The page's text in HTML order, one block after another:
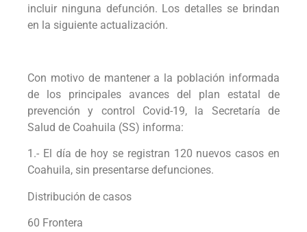
incluir ninguna defunción. Los detalles se brindan
en la siguiente actualización.
Con motivo de mantener a la población informada
de los principales avances del plan estatal de
prevención y control Covid-19, la Secretaría de
Salud de Coahuila (SS) informa:
1.- El día de hoy se registran 120 nuevos casos en
Coahuila, sin presentarse defunciones.
Distribución de casos
60 Frontera